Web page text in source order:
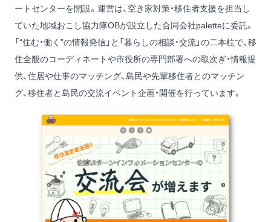
ートセンターを開設。運営は、空き家対策・移住者支援を担当し
ていた地域おこし協力隊OBが設立した合同会社paletteに委託。
「“住む・働く”の情報発信」と「暮らしの相談・交流」の二本柱で、移
住全般のコーディネートや市役所の専門部署への取次ぎ・情報提
供、住居や仕事のマッチング、島民や先輩移住者とのマッチン
グ、移住者と島民の交流イベント企画・開催を行っています。